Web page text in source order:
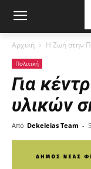
Αρχική Η Ζωή στην
Πολιτική
Για
υλικών
Από Dekeleias Team -